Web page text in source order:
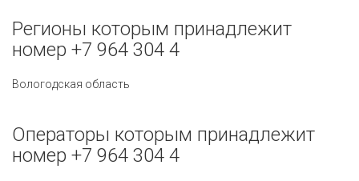
Регионы которым принадлежит
номер +7 964 304 4
Вологодская область
Операторы которым принадлежит
номер +7 964 304 4